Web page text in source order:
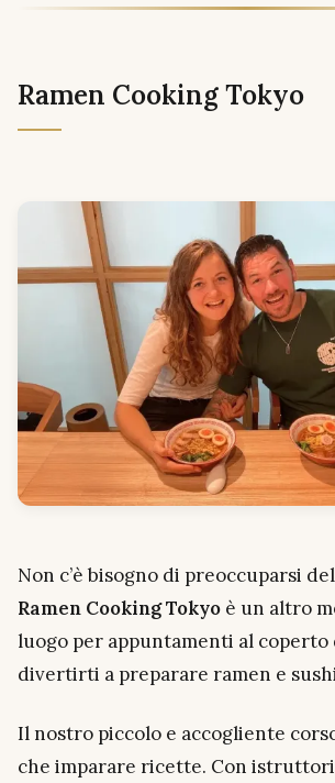
Ramen Cooking Tokyo
Non c’è bisogno di preoccuparsi
Ramen Cooking Tokyo è un altro
luogo per appuntamenti al coperto
divertirti a preparare ramen e
Il nostro piccolo e accogliente
che imparare ricette. Con